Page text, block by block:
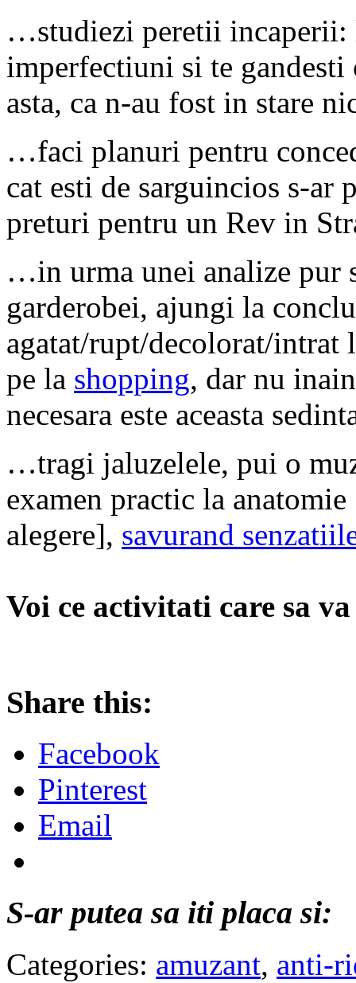
…studiezi peretii incaperii:
imperfectiuni si te
asta, ca n-au fost in stare
…faci planuri pentru
cat esti de sarguincios s-ar
preturi pentru un Rev in
…in urma unei analize pur
garderobei, ajungi la
agatat/rupt/decolorat/intrat
pe la shopping, dar nu
necesara este aceasta
…tragi jaluzelele, pui o
examen practic la
alegere], savurand
Voi ce activitati care sa
Share this:
Facebook
Pinterest
Email
S-ar putea sa iti placa si:
Categories: amuzant, anti-